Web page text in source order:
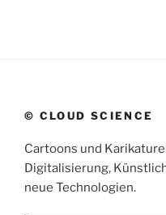
© CLOUD SCIENCE
Cartoons und
Digitalisierung,
neue Technologien.